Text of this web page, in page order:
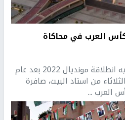
العرب في محاكاة
في محاكاة لما ستكون عليه انطلاقة مونديال 2022 بعد عام
من استاد البيت، صافرة